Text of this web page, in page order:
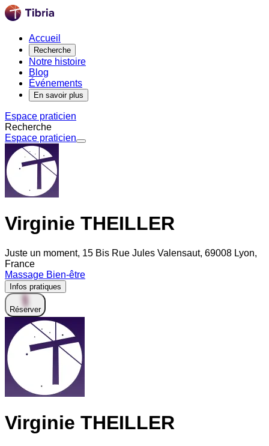
Accueil
Recherche
Notre histoire
Blog
Événements
En savoir plus
Espace praticien
Recherche
Espace praticien
Virginie THEILLER
Juste un moment, 15 Bis Rue Jules Valensaut, 69008 Lyon,
France
Massage Bien-être
Infos pratiques
Réserver
Virginie THEILLER